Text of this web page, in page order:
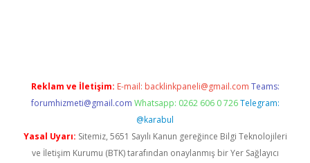
Reklam ve İletişim: E-mail: backlinkpaneli@gmail.com Teams:
forumhizmeti@gmail.com Whatsapp: 0262 606 0 726 Telegram:
@karabul
Yasal Uyarı: Sitemiz, 5651 Sayılı Kanun gereğince Bilgi Teknolojileri
ve İletişim Kurumu (BTK) tarafından onaylanmış bir Yer Sağlayıcı